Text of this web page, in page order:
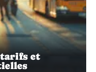
et